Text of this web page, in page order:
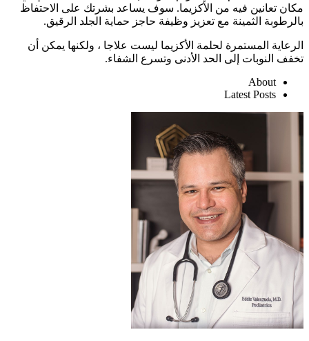
مكان تعانين فيه من الأكزيما. سوف يساعد بشرتك على الاحتفاظ
بالرطوبة الثمينة مع تعزيز وظيفة حاجز حماية الجلد الرقيق.
الرعاية المستمرة لحلمة الأكزيما ليست علاجا ، ولكنها يمكن أن
تخفف النوبات إلى الحد الأدنى وتسرع الشفاء.
About
Latest Posts